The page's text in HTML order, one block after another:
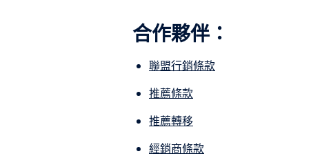
合作夥伴：
聯盟行銷條款
推薦條款
推薦轉移
經銷商條款